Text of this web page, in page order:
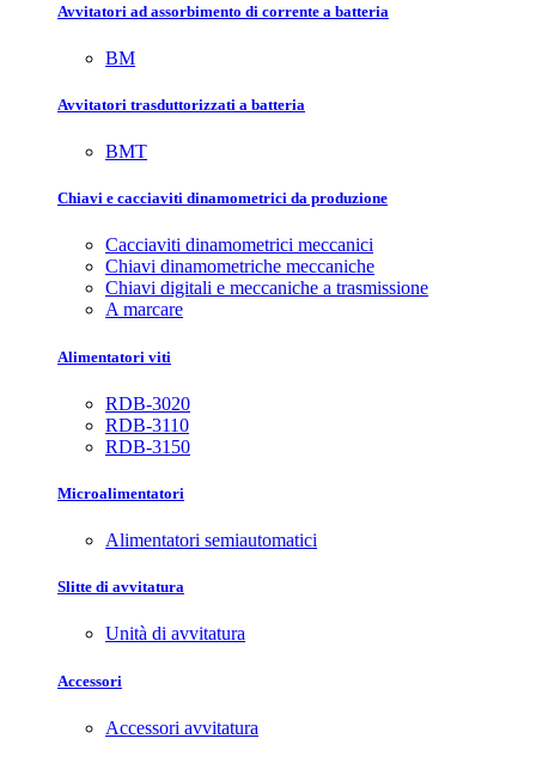
Avvitatori ad assorbimento di corrente a batteria
BM
Avvitatori trasduttorizzati a batteria
BMT
Chiavi e cacciaviti dinamometrici da produzione
Cacciaviti dinamometrici meccanici
Chiavi dinamometriche meccaniche
Chiavi digitali e meccaniche a trasmissione
A marcare
Alimentatori viti
RDB-3020
RDB-3110
RDB-3150
Microalimentatori
Alimentatori semiautomatici
Slitte di avvitatura
Unità di avvitatura
Accessori
Accessori avvitatura